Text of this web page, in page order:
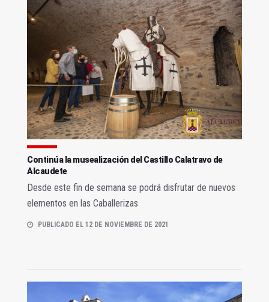
Continúa la musealización del Castillo Calatravo de
Alcaudete
Desde este fin de semana se podrá disfrutar de nuevos
elementos en las Caballerizas
PUBLICADO EL 12 DE NOVIEMBRE DE 2021